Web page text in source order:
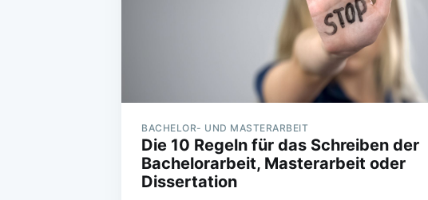
BACHELOR- UND MASTERARBEIT
Die 10 Regeln für das Schreiben der
Bachelorarbeit, Masterarbeit oder
Dissertation